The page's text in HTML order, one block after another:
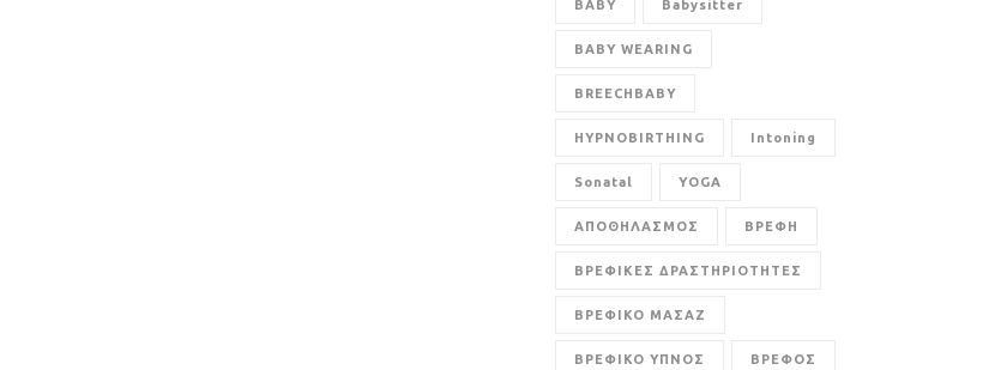
BABY Babysitter
BABY WEARING
BREECHBABY
HYPNOBIRTHING Intoning
Sonatal YOGA
ΑΠΟΘΗΛΑΣΜΟΣ ΒΡΕΦΗ
ΒΡΕΦΙΚΕΣ ΔΡΑΣΤΗΡΙΟΤΗΤΕΣ
ΒΡΕΦΙΚΟ ΜΑΣΑΖ
ΒΡΕΦΙΚΟ ΥΠΝΟΣ ΒΡΕΦΟΣ